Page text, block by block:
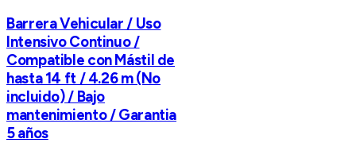
Barrera Vehicular / Uso
Intensivo Continuo /
Compatible con Mástil de
hasta 14 ft / 4.26 m (No
incluido) / Bajo
mantenimiento / Garantia
5 años